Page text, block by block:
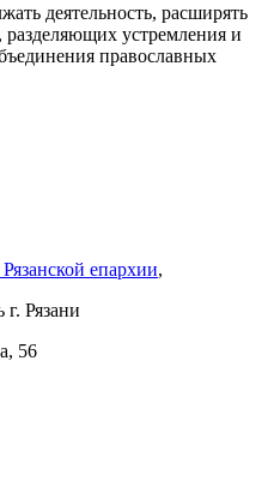
деятельность, расширять
устремления и
православных
епархии,
Рязани
56